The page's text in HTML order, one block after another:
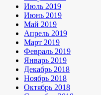
Июль 2019
Июнь 2019
Май 2019
Апрель 2019
Март 2019
Февраль 2019
Январь 2019
Декабрь 2018
Ноябрь 2018
Октябрь 2018